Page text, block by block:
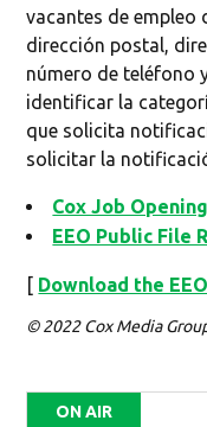
vacantes de empleo
dirección postal,
número de teléfono
identificar la
que solicita
solicitar la
Cox Job
EEO Public File
[ Download the
© 2022 Cox Media
ON AIR